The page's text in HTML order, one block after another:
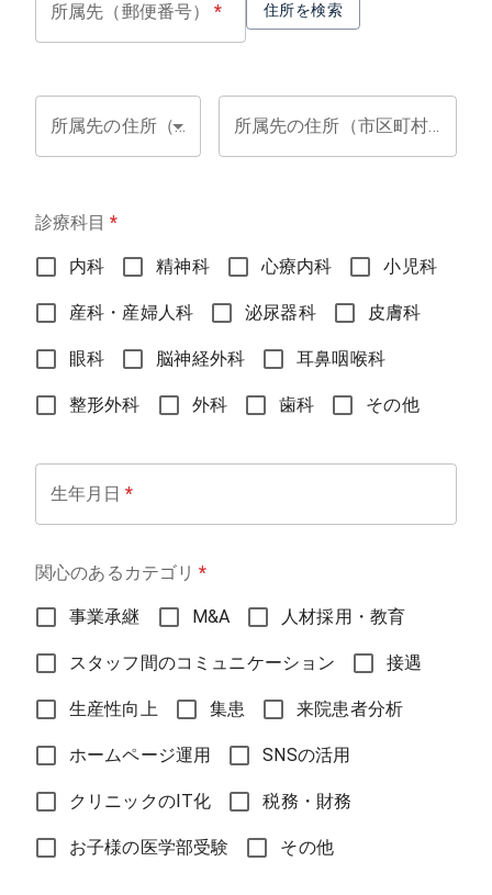
所属先（郵便番号） * 住所を検索
所属先の住所（都道府県） * 所属先の住所（市区町村）
診療科目 *
内科 精神科 心療内科 小児科
産科・産婦人科 泌尿器科 皮膚科
眼科 脳神経外科 耳鼻咽喉科
整形外科 外科 歯科 その他
生年月日 *
関心のあるカテゴリ *
事業承継 M&A 人材採用・教育
スタッフ間のコミュニケーション 接遇
生産性向上 集患 来院患者分析
ホームページ運用 SNSの活用
クリニックのIT化 税務・財務
お子様の医学部受験 その他